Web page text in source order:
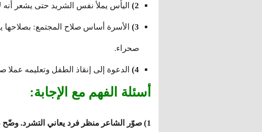
2) اليأس يملأ نفس الشريد حتى يشعر أنه
3) الأسرة أساس صلاح المجتمع: بصلاحها
صحراء.
4) الدعوة إلى إنقاذ الطفل وتعليمه عملا
أسئلة الفهم مع الإجابة:
1) صوّر الشاعر منظر فرد يعاني التشرد. وضّح ذلك من النص.